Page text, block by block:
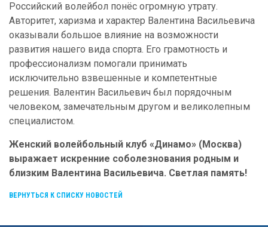
Российский волейбол понёс огромную утрату.
Авторитет, харизма и характер Валентина Васильевича
оказывали большое влияние на возможности
развития нашего вида спорта. Его грамотность и
профессионализм помогали принимать
исключительно взвешенные и компетентные
решения. Валентин Васильевич был порядочным
человеком, замечательным другом и великолепным
специалистом.
Женский волейбольный клуб «Динамо» (Москва)
выражает искренние соболезнования родным и
близким Валентина Васильевича. Светлая память!
ВЕРНУТЬСЯ К СПИСКУ НОВОСТЕЙ